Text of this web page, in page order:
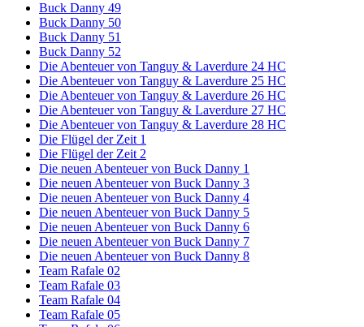
Buck Danny 49
Buck Danny 50
Buck Danny 51
Buck Danny 52
Die Abenteuer von Tanguy & Laverdure 24 HC
Die Abenteuer von Tanguy & Laverdure 25 HC
Die Abenteuer von Tanguy & Laverdure 26 HC
Die Abenteuer von Tanguy & Laverdure 27 HC
Die Abenteuer von Tanguy & Laverdure 28 HC
Die Flügel der Zeit 1
Die Flügel der Zeit 2
Die neuen Abenteuer von Buck Danny 1
Die neuen Abenteuer von Buck Danny 3
Die neuen Abenteuer von Buck Danny 4
Die neuen Abenteuer von Buck Danny 5
Die neuen Abenteuer von Buck Danny 6
Die neuen Abenteuer von Buck Danny 7
Die neuen Abenteuer von Buck Danny 8
Team Rafale 02
Team Rafale 03
Team Rafale 04
Team Rafale 05